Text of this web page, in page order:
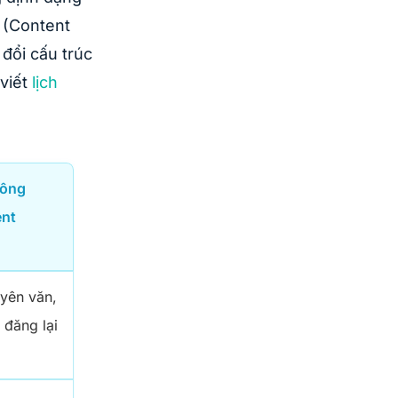
cấu trúc
lịch
văn,
lại